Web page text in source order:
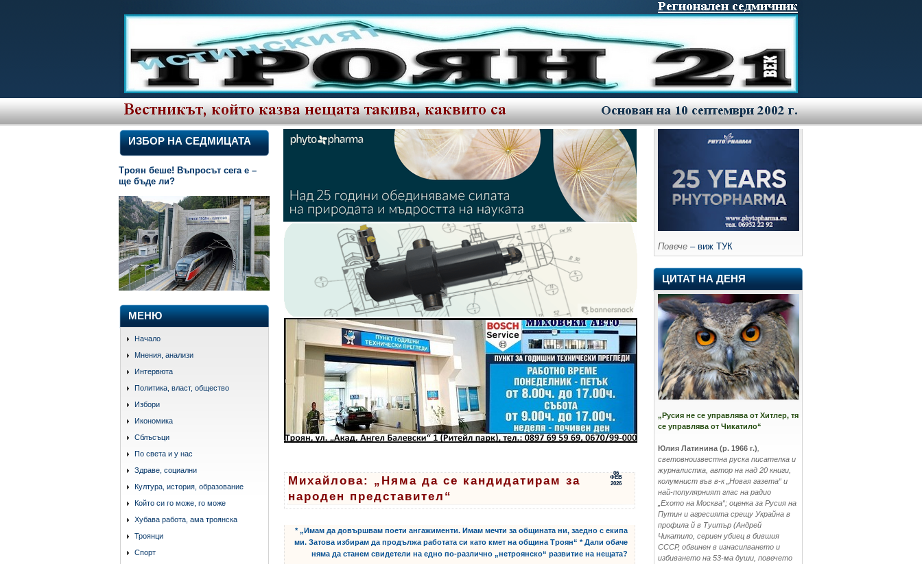
ИЗБОР НА СЕДМИЦАТА
Троян беше! Въпросът сега е –
ще бъде ли?
МЕНЮ
Начало
Мнения, анализи
Интервюта
Политика, власт, общество
Избори
Икономика
Сблъсъци
По света и у нас
Здраве, социални
Култура, история, образование
Който си го може, го може
Хубава работа, ама троянска
Троянци
Спорт
06
ФЕВ
2026
Михайлова: „Няма да се кандидатирам за
народен представител“
* „Имам да довършвам поети ангажименти. Имам мечти за общината ни, заедно с екипа
ми. Затова избирам да продължа работата си като кмет на община Троян“ * Дали обаче
няма да станем свидетели на едно по-различно „нетроянско“ развитие на нещата?
Повече – виж ТУК
ЦИТАТ НА ДЕНЯ
„Русия не се управлява от Хитлер, тя
се управлява от Чикатило“
Юлия Латинина (р. 1966 г.)
световноизвестна руска писателка и
журналистка, автор на над 20 книги,
колумнист във в-к „Новая газета“ и
най-популярният глас на радио
„Ехото на Москва“; оценка за Русия на
Путин и агресията срещу Украйна в
профила й в Туитър (Андрей
Чикатило, сериен убиец в бившия
СССР, обвинен в изнасилването и
избиването на 53-ма души, повечето